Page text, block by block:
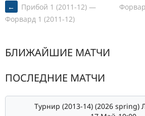
POST
NAVIGATION
←
Прибой 1 (2011-12) —
Форвард 1 (2011-12)
БЛИЖАЙШИЕ МАТЧИ
ПОСЛЕДНИЕ МАТЧИ
Турнир (2013-14) (2026 spring)